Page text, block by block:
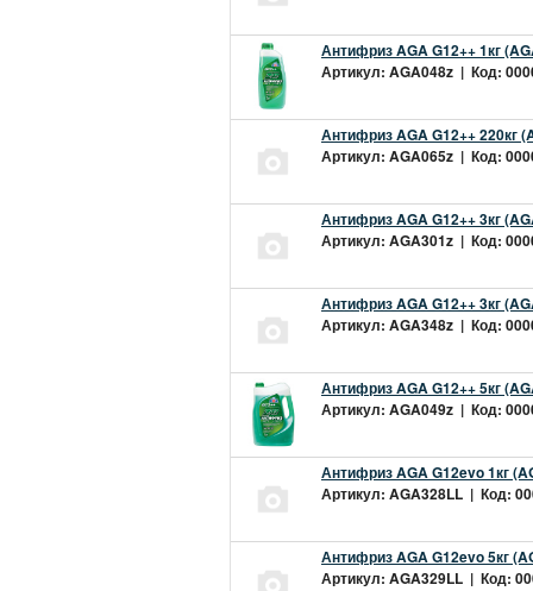
Антифриз AGA G12++ 1кг
Артикул: AGA048z | Код:
Антифриз AGA G12++ 220кг
Артикул: AGA065z | Код:
Антифриз AGA G12++ 3кг
Артикул: AGA301z | Код:
Антифриз AGA G12++ 3кг
Артикул: AGA348z | Код:
Антифриз AGA G12++ 5кг
Артикул: AGA049z | Код:
Антифриз AGA G12evo 1кг
Артикул: AGA328LL | Код:
Антифриз AGA G12evo 5кг
Артикул: AGA329LL | Код: